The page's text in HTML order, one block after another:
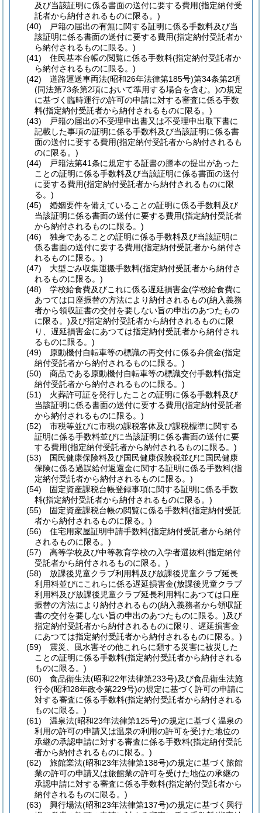
及び当該証明に係る書面の送付に要する費用(指定納付受
託者から納付されるものに限る。)
(40)
戸籍の届出の有無に関する証明に係る手数料及び当
該証明に係る書面の送付に要する費用(指定納付受託者か
ら納付されるものに限る。)
(41)
住民基本台帳の閲覧に係る手数料(指定納付受託者か
ら納付されるものに限る。)
(42)
道路運送車両法(昭和26年法律第185号)第34条第2項
(同法第73条第2項において準用する場合を含む。)の規定
に基づく臨時運行の許可の申請に対する審査に係る手数
料(指定納付受託者から納付されるものに限る。)
(43)
戸籍の届出の不受理申出書又は不受理申出取下書に
記載した事項の証明に係る手数料及び当該証明に係る書
面の送付に要する費用(指定納付受託者から納付されるも
のに限る。)
(44)
戸籍法第41条に規定する証書の謄本の提出があった
ことの証明に係る手数料及び当該証明に係る書面の送付
に要する費用(指定納付受託者から納付されるものに限
る。)
(45)
婚姻要件を備えていることの証明に係る手数料及び
当該証明に係る書面の送付に要する費用(指定納付受託者
から納付されるものに限る。)
(46)
独身であることの証明に係る手数料及び当該証明に
係る書面の送付に要する費用(指定納付受託者から納付さ
れるものに限る。)
(47)
大型ごみ収集運搬手数料(指定納付受託者から納付さ
れるものに限る。)
(48)
学校給食費及びこれに係る遅延損害金(学校給食費に
あつては口座振替の方法により納付されるもの(納入義務
者から領収証書の交付を要しない旨の申出のあつたもの
に限る。)及び指定納付受託者から納付されるものに限
り、遅延損害金にあつては指定納付受託者から納付され
るものに限る。)
(49)
原動機付自転車等の標識の再交付に係る弁償金(指定
納付受託者から納付されるものに限る。)
(50)
商品である原動機付自転車等の標識交付手数料(指定
納付受託者から納付されるものに限る。)
(51)
火葬許可証を発行したことの証明に係る手数料及び
当該証明に係る書面の送付に要する費用(指定納付受託者
から納付されるものに限る。)
(52)
市税等並びに市税の課税客体及び課税標準に関する
証明に係る手数料並びに当該証明に係る書面の送付に要
する費用(指定納付受託者から納付されるものに限る。)
(53)
国民健康保険料及び国民健康保険税並びに国民健康
保険に係る過誤給付返還金に関する証明に係る手数料(指
定納付受託者から納付されるものに限る。)
(54)
固定資産課税台帳登録事項に関する証明に係る手数
料(指定納付受託者から納付されるものに限る。)
(55)
固定資産課税台帳の閲覧に係る手数料(指定納付受託
者から納付されるものに限る。)
(56)
住宅用家屋証明申請手数料(指定納付受託者から納付
されるものに限る。)
(57)
高等学校及び中等教育学校の入学者選抜料(指定納付
受託者から納付されるものに限る。)
(58)
放課後児童クラブ利用料及び放課後児童クラブ延長
利用料並びにこれらに係る遅延損害金(放課後児童クラブ
利用料及び放課後児童クラブ延長利用料にあつては口座
振替の方法により納付されるもの(納入義務者から領収証
書の交付を要しない旨の申出のあつたものに限る。)及び
指定納付受託者から納付されるものに限り、遅延損害金
にあつては指定納付受託者から納付されるものに限る。)
(59)
震災、風水害その他これらに類する災害に被災した
ことの証明に係る手数料(指定納付受託者から納付される
ものに限る。)
(60)
食品衛生法(昭和22年法律第233号)及び食品衛生法施
行令(昭和28年政令第229号)の規定に基づく許可の申請に
対する審査に係る手数料(指定納付受託者から納付される
ものに限る。)
(61)
温泉法(昭和23年法律第125号)の規定に基づく温泉の
利用の許可の申請又は温泉の利用の許可を受けた地位の
承継の承認申請に対する審査に係る手数料(指定納付受託
者から納付されるものに限る。)
(62)
旅館業法(昭和23年法律第138号)の規定に基づく旅館
業の許可の申請又は旅館業の許可を受けた地位の承継の
承認申請に対する審査に係る手数料(指定納付受託者から
納付されるものに限る。)
(63)
興行場法(昭和23年法律第137号)の規定に基づく興行